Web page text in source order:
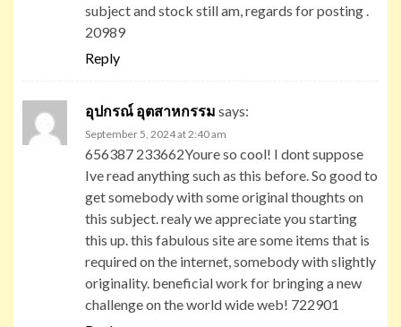
subject and stock still am, regards for posting .
20989
Reply
อุปกรณ์ อุตสาหกรรม says:
September 5, 2024 at 2:40 am
656387 233662Youre so cool! I dont suppose
Ive read anything such as this before. So good to
get somebody with some original thoughts on
this subject. realy we appreciate you starting
this up. this fabulous site are some items that is
required on the internet, somebody with slightly
originality. beneficial work for bringing a new
challenge on the world wide web! 722901